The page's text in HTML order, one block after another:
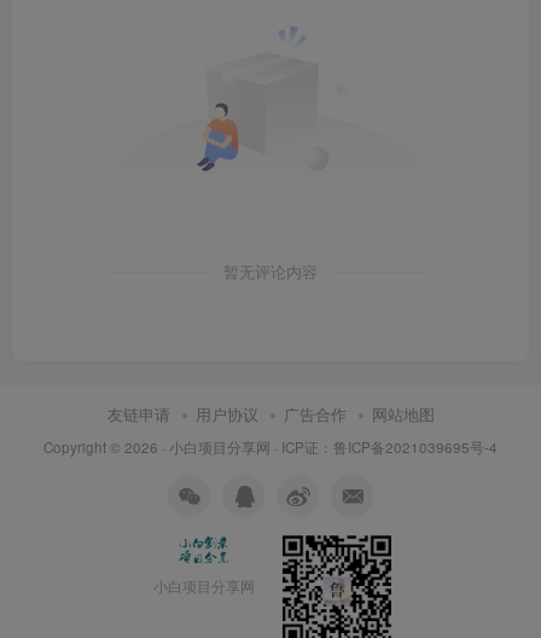
暂无评论内容
友链申请 用户协议 广告合作 网站地图
Copyright © 2026 · 小白项目分享网 · ICP证： 鲁ICP备2021039695号-4
小白项目分享网